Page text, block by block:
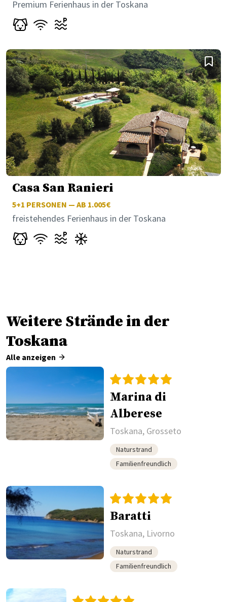
Premium Ferienhaus in der Toskana
Casa San Ranieri
5+1 PERSONEN — AB 1.005€
freistehendes Ferienhaus in der Toskana
Weitere Strände in der
Toskana
Alle anzeigen
Marina di
Alberese
Toskana, Grosseto
Naturstrand
Familienfreundlich
Baratti
Toskana, Livorno
Naturstrand
Familienfreundlich